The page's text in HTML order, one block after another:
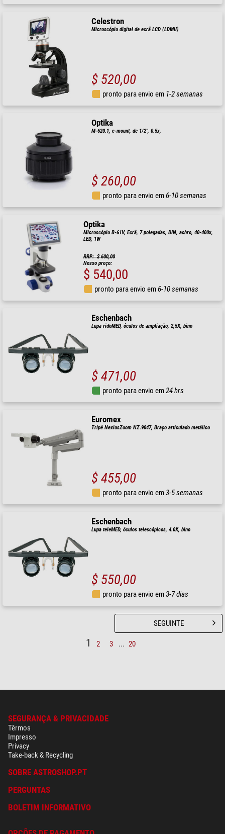
Celestron
Microscópio digital de ecrã LCD (LDMII)
$ 520,00
pronto para envio em 1-2 semanas
Optika
M-620.1, c-mount, de 1/2", 0.5x,
$ 260,00
pronto para envio em6-10 semanas
Optika
Microscópio B-61V, Ecrã, 7 polegadas, DIN, achro, 40-400x,
LED, 1W
RRP: $ 600,00
Nosso preço:
$ 540,00
pronto para envio em6-10 semanas
Eschenbach
Lupa ridoMED, óculos de ampliação, 2,5X, bino
$ 471,00
pronto para envio em24 hrs
Euromex
Tripé NexiusZoom NZ.9047, Braço articulado metálico
$ 455,00
pronto para envio em3-5 semanas
Eschenbach
Lupa teleMED, óculos telescópicos, 4.0X, bino
$ 550,00
pronto para envio em3-7 dias
1 2 3 ... 20
SEGUINTE
SEGURANÇA & PRIVACIDADE
Têrmos
Impresso
Privacy
Take-back & Recycling
SOBRE ASTROSHOP.PT
PERGUNTAS
BOLETIM INFORMATIVO